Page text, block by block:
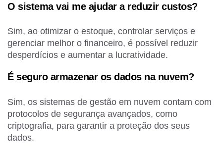
O sistema vai me ajudar a reduzir custos?
Sim, ao otimizar o estoque, controlar serviços e
gerenciar melhor o financeiro, é possível reduzir
desperdícios e aumentar a lucratividade.
É seguro armazenar os dados na nuvem?
Sim, os sistemas de gestão em nuvem contam com
protocolos de segurança avançados, como
criptografia, para garantir a proteção dos seus
dados.